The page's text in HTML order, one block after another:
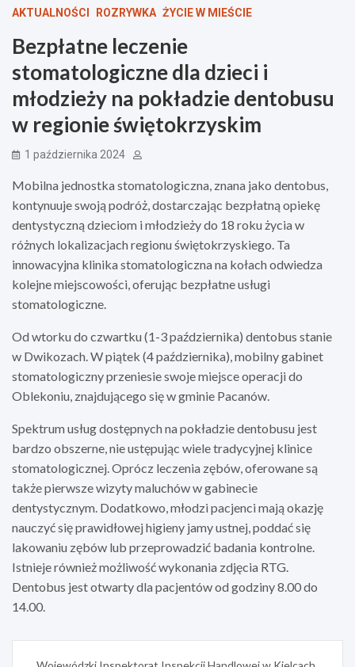
AKTUALNOŚCI ROZRYWKA ŻYCIE W MIEŚCIE
Bezpłatne leczenie
stomatologiczne dla dzieci i
młodzieży na pokładzie dentobusu
w regionie świętokrzyskim
1 października 2024
Mobilna jednostka stomatologiczna, znana jako dentobus,
kontynuuje swoją podróż, dostarczając bezpłatną opiekę
dentystyczną dzieciom i młodzieży do 18 roku życia w
różnych lokalizacjach regionu świętokrzyskiego. Ta
innowacyjna klinika stomatologiczna na kołach odwiedza
kolejne miejscowości, oferując bezpłatne usługi
stomatologiczne.
Od wtorku do czwartku (1-3 października) dentobus stanie
w Dwikozach. W piątek (4 października), mobilny gabinet
stomatologiczny przeniesie swoje miejsce operacji do
Oblekoniu, znajdującego się w gminie Pacanów.
Spektrum usług dostępnych na pokładzie dentobusu jest
bardzo obszerne, nie ustępując wiele tradycyjnej klinice
stomatologicznej. Oprócz leczenia zębów, oferowane są
także pierwsze wizyty maluchów w gabinecie
dentystycznym. Dodatkowo, młodzi pacjenci mają okazję
nauczyć się prawidłowej higieny jamy ustnej, poddać się
lakowaniu zębów lub przeprowadzić badania kontrolne.
Istnieje również możliwość wykonania zdjęcia RTG.
Dentobus jest otwarty dla pacjentów od godziny 8.00 do
14.00.